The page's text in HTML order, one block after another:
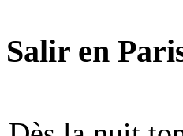
Salir en